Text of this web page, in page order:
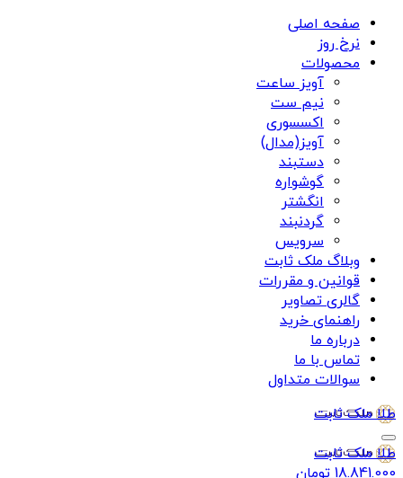
صفحه اصلی
نرخ روز
محصولات
آویز ساعت
نیم ست
اکسسوری
آویز(مدال)
دستبند
گوشواره
انگشتر
گردنبند
سرویس
وبلاگ ملک ثابت
قوانین و مقررات
گالری تصاویر
راهنمای خرید
درباره ما
تماس با ما
سوالات متداول
طلا ملک ثابت
طلا ملک ثابت
18.841.000 تومان